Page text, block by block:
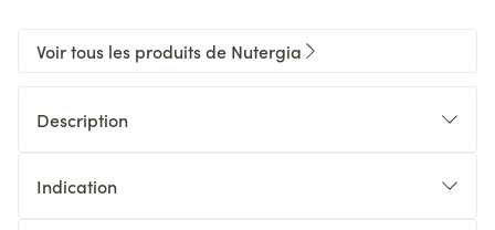
Voir tous les produits de Nutergia
Description
Indication